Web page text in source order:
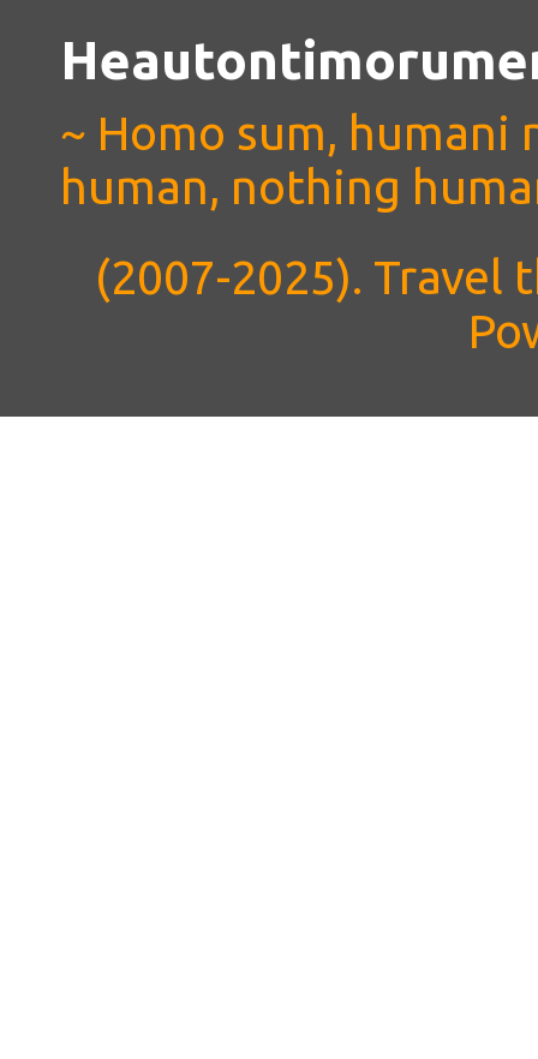
~ Homo sum, humani
human, nothing
(2007-2025). Travel